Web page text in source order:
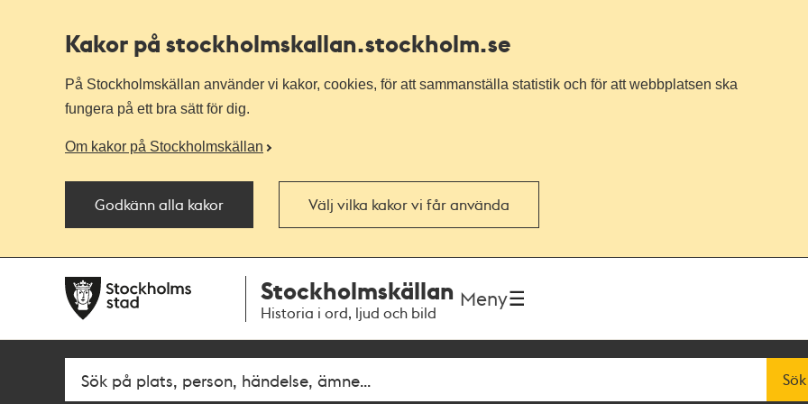
Kakor på stockholmskallan.stockholm.se
På Stockholmskällan använder vi kakor, cookies, för att sammanställa statistik och för att webbplatsen ska
fungera på ett bra sätt för dig.
Om kakor på Stockholmskällan
Godkänn alla kakor Välj vilka kakor vi får använda
navigationen
huvudinnehållet
Stockholmskällan
Historia i ord, ljud och bild
Meny
Fritextsök Sök